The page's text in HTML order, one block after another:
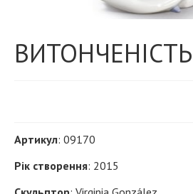
ВИТОНЧЕНІСТЬ
Артикул: 09170
Рік створення: 2015